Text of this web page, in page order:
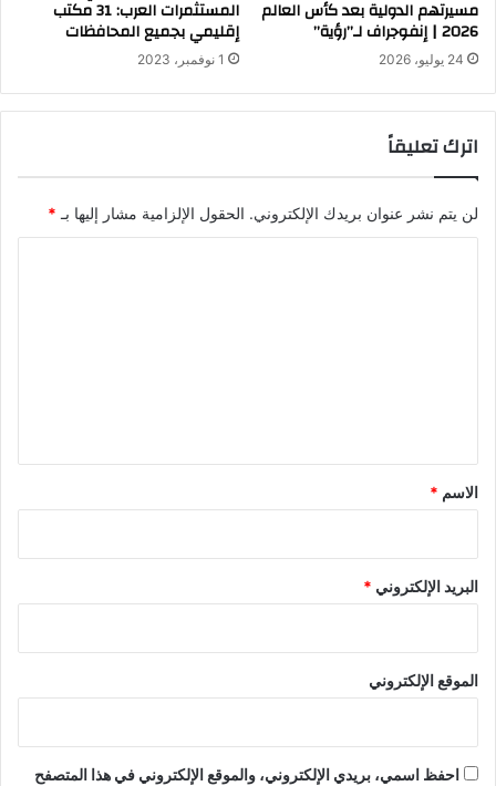
مسيرتهم الدولية بعد كأس العالم
2026 | إنفوجراف لـ”رؤية”
24 يوليو، 2026
المستثمرات العرب: 31 مكتب
إقليمي بجميع المحافظات
1 نوفمبر، 2023
اترك تعليقاً
لن يتم نشر عنوان بريدك الإلكتروني. الحقول الإلزامية مشار إليها بـ *
*
الاسم *
البريد الإلكتروني *
الموقع الإلكتروني
احفظ اسمي، بريدي الإلكتروني، والموقع الإلكتروني في هذا المتصفح